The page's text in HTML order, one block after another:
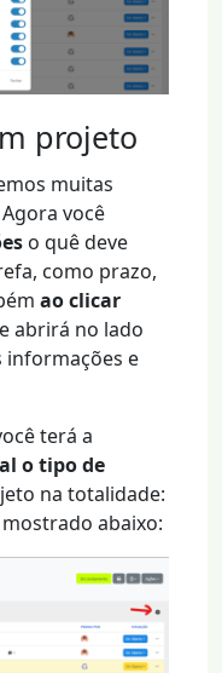
projeto
muitas
Agora você
o quê deve
como prazo,
ao clicar
abrirá no lado
informações e
terá a
o tipo de
na totalidade:
abaixo: